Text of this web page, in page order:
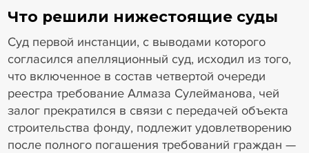
Что решили нижестоящие суды
Суд первой инстанции, с выводами которого
согласился апелляционный суд, исходил из того,
что включенное в состав четвертой очереди
реестра требование Алмаза Сулейманова, чей
залог прекратился в связи с передачей объекта
строительства фонду, подлежит удовлетворению
после полного погашения требований граждан —